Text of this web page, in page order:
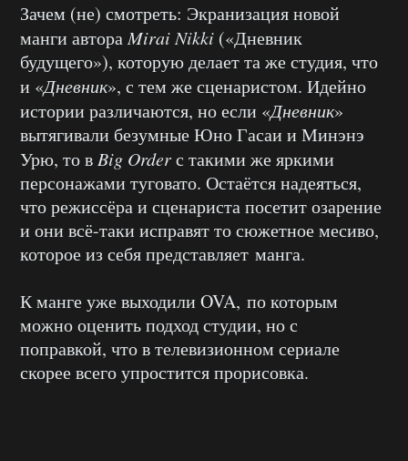
Зачем (не) смотреть: Экранизация новой
манги автораMirai Nikki («Дневник
будущего»), которую делает та же студия, что
и «Дневник», с тем же сценаристом. Идейно
истории различаются, но если «Дневник»
вытягивали безумные Юно Гасаи и Минэнэ
Урю, то вBig Orderс такими же яркими
персонажами туговато. Остаётся надеяться,
что режиссёра и сценариста посетит озарение
и они всё-таки исправят то сюжетное месиво,
которое из себя представляет манга.
К манге уже выходили OVA, по которым
можно оценить подход студии, но с
поправкой, что в телевизионном сериале
скорее всего упростится прорисовка.